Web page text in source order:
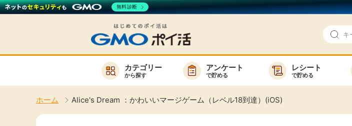
お知らせ
アンケート
カテゴリー
から探す
アンケート
で貯める
レシート
で貯める
ホーム Alice's Dream ：かわいいマージゲーム（レベル18到達）(iOS)
無料診断